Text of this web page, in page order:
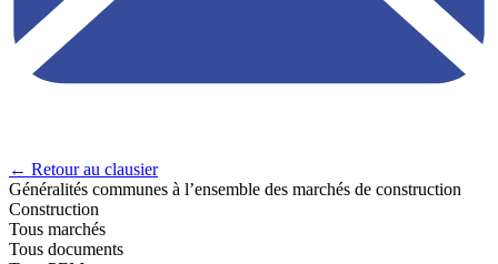
← Retour au clausier
Généralités communes à l’ensemble des marchés de construction
Construction
Tous marchés
Tous documents